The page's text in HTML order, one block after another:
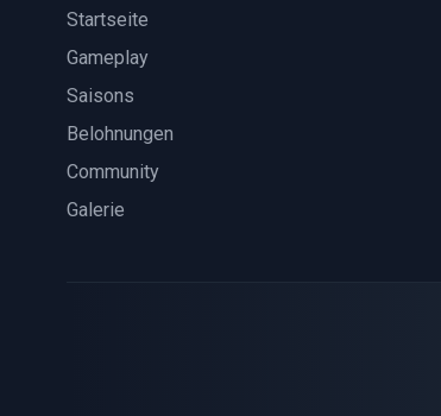
Startseite
Gameplay
Saisons
Belohnungen
Community
Galerie